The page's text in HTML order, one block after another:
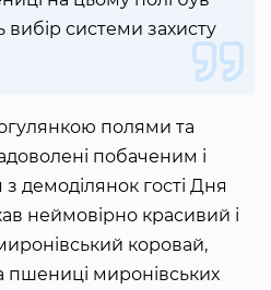
вибір системи захисту
полями та
побаченим і
демоділянок гості Дня
неймовірно красивий і
коровай,
миронівських